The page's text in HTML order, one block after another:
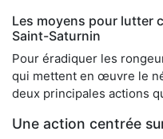
Les moyens pour lutter
Saint-Saturnin
Pour éradiquer les
qui mettent en œuvre le
deux principales actions
Une action centrée